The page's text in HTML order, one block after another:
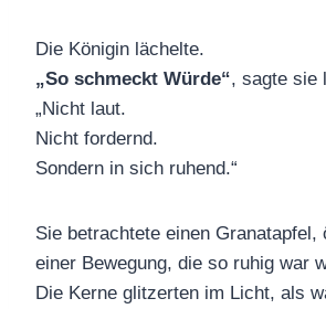
Die Königin lächelte.
„So schmeckt Würde“, sagte sie
„Nicht laut.
Nicht fordernd.
Sondern in sich ruhend.“
Sie betrachtete einen Granatapfel,
einer Bewegung, die so ruhig war
Die Kerne glitzerten im Licht, als